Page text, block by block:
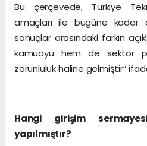
Bu çerçevede, Türkiye
amaçları ile bugüne kadar
sonuçlar arasındaki farkın
kamuoyu hem de sektör
zorunluluk haline gelmiştir”
Hangi girişim
yapılmıştır?